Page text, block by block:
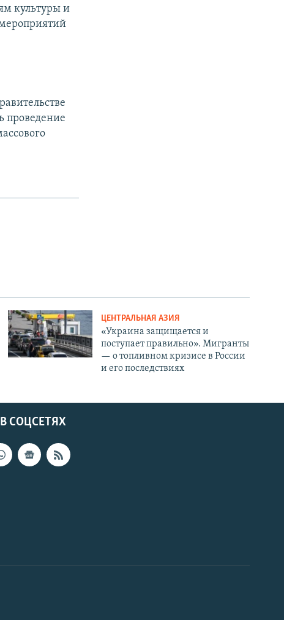
культуры и
проведение
ЦЕНТРАЛЬНАЯ АЗИЯ
«Украина защищается и
поступает правильно». Мигранты
— о топливном кризисе в России
и его последствиях
СОЦСЕТЯХ